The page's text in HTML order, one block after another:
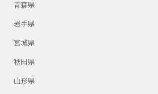
青森県
岩手県
宮城県
秋田県
山形県